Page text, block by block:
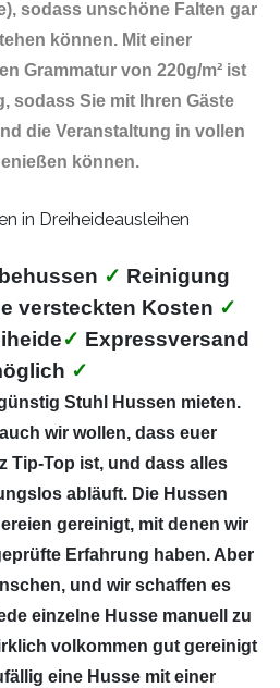
sodass unschöne Falten gar
können. Mit einer
Grammatur von 220g/m² ist
sodass Sie mit Ihren Gäste
die Veranstaltung in vollen
können.
✓ Reinigung
versteckten Kosten ✓
✓ Expressversand
✓
Stuhl Hussen mieten.
wir wollen, dass euer
Tip-Top ist, und dass alles
abläuft. Die Hussen
gereinigt, mit denen wir
Erfahrung haben. Aber
und wir schaffen es
einzelne Husse manuell zu
volkommen gut gereinigt
eine Husse mit einer